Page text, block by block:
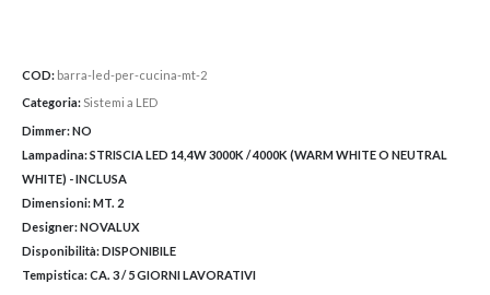
COD: barra-led-per-cucina-mt-2
Categoria: Sistemi a LED
Dimmer:NO
Lampadina:STRISCIA LED 14,4W 3000K / 4000K (WARM WHITE O NEUTRAL
WHITE) - INCLUSA
Dimensioni:MT. 2
Designer:NOVALUX
Disponibilità:DISPONIBILE
Tempistica:CA. 3 / 5 GIORNI LAVORATIVI